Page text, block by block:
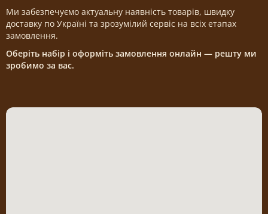
Ми забезпечуємо актуальну наявність товарів, швидку
доставку по Україні та зрозумілий сервіс на всіх етапах
замовлення.
Оберіть набір і оформіть замовлення онлайн — решту ми
зробимо за вас.